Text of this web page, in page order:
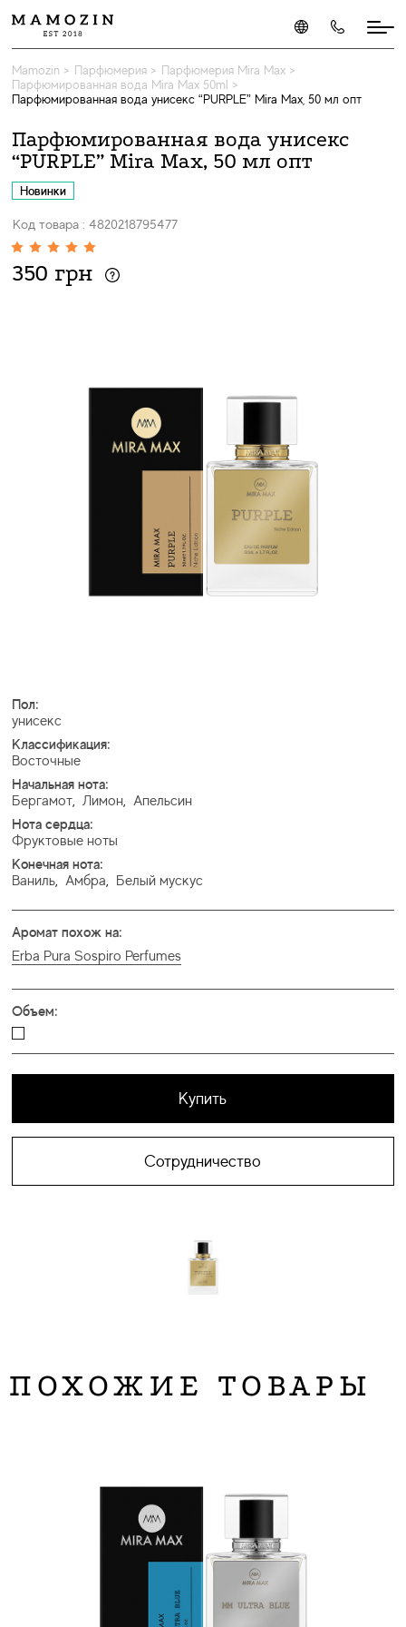
Mamozin > Парфюмерия > Парфюмерия Mira Max >
Парфюмированная вода Mira Max 50ml >
Парфюмированная вода унисекс “PURPLE” Mira Max, 50 мл опт
Парфюмированная вода унисекс
“PURPLE” Mira Max, 50 мл опт
Новинки
Код товара : 4820218795477
350 грн
Пол:
унисекс
Классификация:
Восточные
Начальная нота:
Бергамот, Лимон, Апельсин
Нота сердца:
Фруктовые ноты
Конечная нота:
Ваниль, Амбра, Белый мускус
Аромат похож на:
Erba Pura Sospiro Perfumes
Объем:
Купить
Сотрудничество
ПОХОЖИЕ ТОВАРЫ